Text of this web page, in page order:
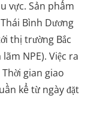
vực. Sản phẩm
Bình Dương
thị trường Bắc
NPE). Việc ra
gian giao
kể từ ngày đặt